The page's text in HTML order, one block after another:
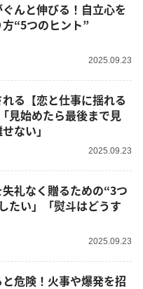
んと伸びる！自立心を
“5つのヒント”
2025.09.23
る【恋と仕事に揺れる
見始めたら最後まで見
ない」
2025.09.23
失礼なく贈るための“3つ
たい」「熨斗はどうす
2025.09.23
危険！火事や爆発を招